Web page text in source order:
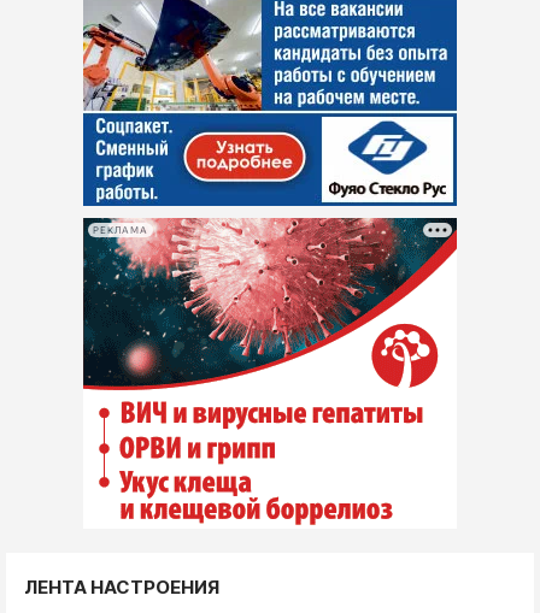
РЕКЛАМА
ЛЕНТА НАСТРОЕНИЯ